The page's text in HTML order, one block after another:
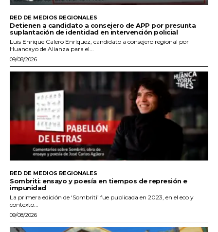
RED DE MEDIOS REGIONALES
Detienen a candidato a consejero de APP por presunta
suplantación de identidad en intervención policial
Luis Enrique Calero Enríquez, candidato a consejero regional por
Huancayo de Alianza para el...
09/08/2026
RED DE MEDIOS REGIONALES
Sombriti: ensayo y poesía en tiempos de represión e
impunidad
La primera edición de ‘Sombriti’ fue publicada en 2023, en el eco y
contexto...
09/08/2026